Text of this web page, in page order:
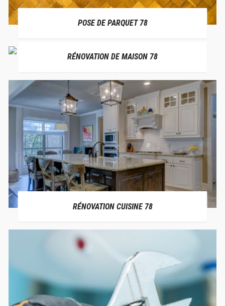
POSE DE PARQUET 78
RÉNOVATION DE MAISON 78
RÉNOVATION CUISINE 78